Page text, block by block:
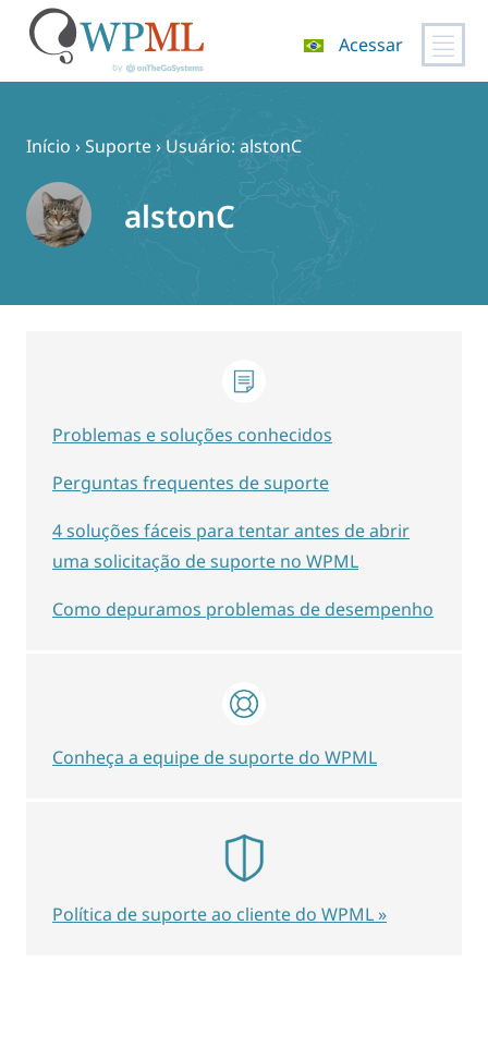
Acessar
Início ›Suporte› Usuário: alstonC
alstonC
Problemas e soluções conhecidos
Perguntas frequentes de suporte
4 soluções fáceis para tentar antes de abrir
uma solicitação de suporte no WPML
Como depuramos problemas de desempenho
Conheça a equipe de suporte do WPML
Política de suporte ao cliente do WPML »